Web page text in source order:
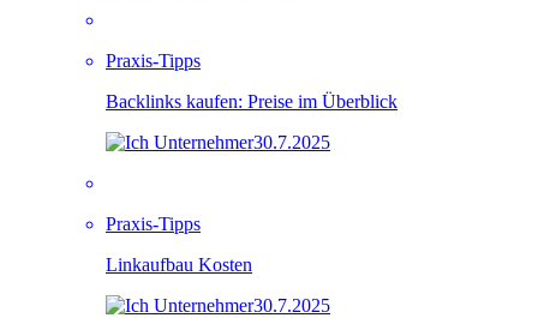
Praxis-Tipps
Backlinks kaufen: Preise im Überblick
30.7.2025
Praxis-Tipps
Linkaufbau Kosten
30.7.2025